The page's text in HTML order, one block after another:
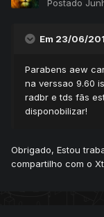
Postado
Em 23/06/
Parabens aew
na verssao 9.60
radbr e tds fãs
disponobilizar!
Obrigado, Estou
compartilho com o